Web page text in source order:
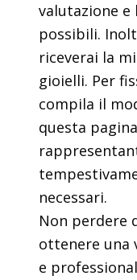
valutazione e
possibili.
riceverai la
gioielli. Per
compila il
questa
necessari.
Non perdere
ottenere una
e